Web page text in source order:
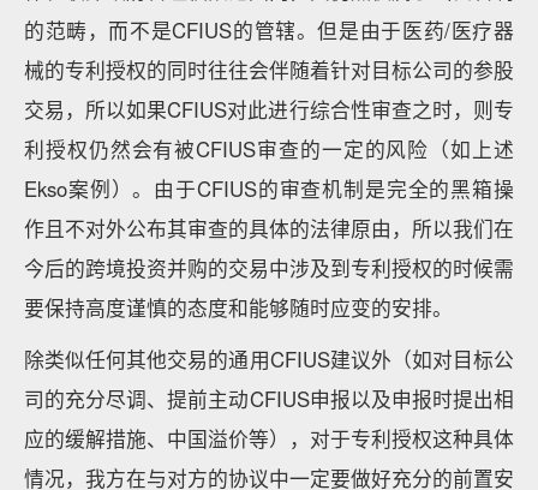
的范畴，而不是CFIUS的管辖。但是由于医药/医疗器
械的专利授权的同时往往会伴随着针对目标公司的参股
交易，所以如果CFIUS对此进行综合性审查之时，则专
利授权仍然会有被CFIUS审查的一定的风险（如上述
Ekso案例）。由于CFIUS的审查机制是完全的黑箱操
作且不对外公布其审查的具体的法律原由，所以我们在
今后的跨境投资并购的交易中涉及到专利授权的时候需
要保持高度谨慎的态度和能够随时应变的安排。
除类似任何其他交易的通用CFIUS建议外（如对目标公
司的充分尽调、提前主动CFIUS申报以及申报时提出相
应的缓解措施、中国溢价等），对于专利授权这种具体
情况，我方在与对方的协议中一定要做好充分的前置安